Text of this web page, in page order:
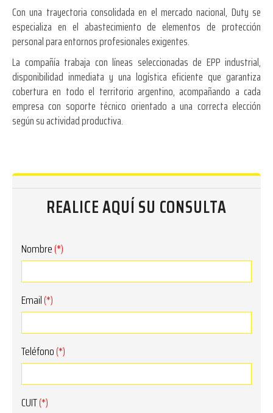
Con una trayectoria consolidada en el mercado nacional, Duty se
especializa en el abastecimiento de elementos de protección
personal para entornos profesionales exigentes.
La compañía trabaja con líneas seleccionadas de EPP industrial,
disponibilidad inmediata y una logística eficiente que garantiza
cobertura en todo el territorio argentino, acompañando a cada
empresa con soporte técnico orientado a una correcta elección
según su actividad productiva.
REALICE AQUÍ SU CONSULTA
Nombre(*)
Email(*)
Teléfono(*)
CUIT(*)